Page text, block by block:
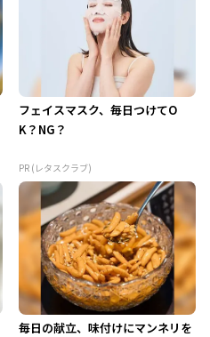
フェイスマスク、毎日つけてO
K？NG？
PR (レタスクラブ)
毎日の献立、味付けにマンネリを